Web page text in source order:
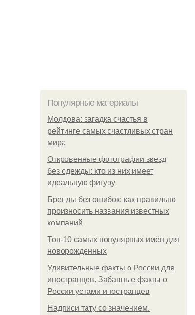
Популярные материалы
Молдова: загадка счастья в
рейтинге самых счастливых стран
мира
Откровенные фотографии звезд
без одежды: кто из них имеет
идеальную фигуру
Бренды без ошибок: как правильно
произносить названия известных
компаний
Топ-10 самых популярных имён для
новорожденных
Удивительные факты о России для
иностранцев. Забавные факты о
России устами иностранцев
Надписи тату со значением.